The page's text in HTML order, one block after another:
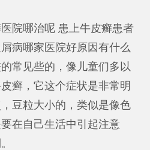
哪治呢 患上牛皮癣患者
病哪家医院好原因有什么
常见些的，像儿童们多以
癣，它这个症状是非常明
豆粒大小的，类似是像色
在自己生活中引起注意